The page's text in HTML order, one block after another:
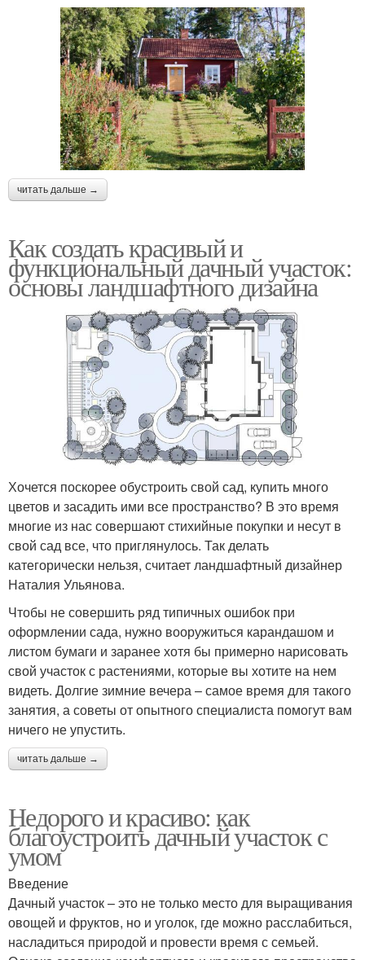
читать дальше →
Как создать красивый и
функциональный дачный участок:
основы ландшафтного дизайна
Хочется поскорее обустроить свой сад, купить много
цветов и засадить ими все пространство? В это время
многие из нас совершают стихийные покупки и несут в
свой сад все, что приглянулось. Так делать
категорически нельзя, считает ландшафтный дизайнер
Наталия Ульянова.
Чтобы не совершить ряд типичных ошибок при
оформлении сада, нужно вооружиться карандашом и
листом бумаги и заранее хотя бы примерно нарисовать
свой участок с растениями, которые вы хотите на нем
видеть. Долгие зимние вечера – самое время для такого
занятия, а советы от опытного специалиста помогут вам
ничего не упустить.
читать дальше →
Недорого и красиво: как
благоустроить дачный участок с
умом
Введение
Дачный участок – это не только место для выращивания
овощей и фруктов, но и уголок, где можно расслабиться,
насладиться природой и провести время с семьей.